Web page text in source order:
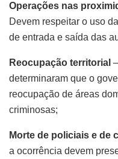
Operações nas
Devem respeitar o uso
de entrada e saída das
Reocupação territorial
determinaram que o
reocupação de áreas
criminosas;
Morte de policiais e de
a ocorrência devem